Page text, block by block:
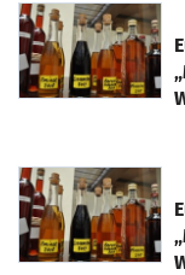
otworzy się w
otworzy się w